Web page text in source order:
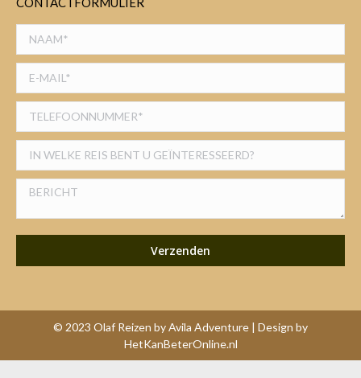
© 2023 Olaf Reizen by Avila Adventure | Design by
HetKanBeterOnline.nl